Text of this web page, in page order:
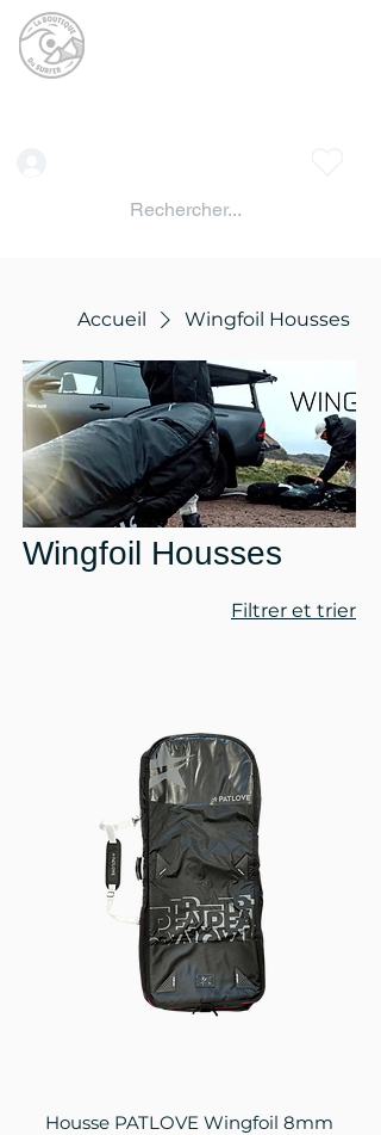
Accueil Wingfoil Housses
Wingfoil Housses
Filtrer et trier
Housse PATLOVE Wingfoil 8mm